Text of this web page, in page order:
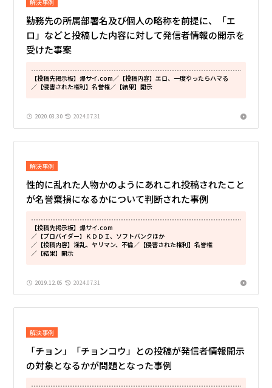
解決事例
勤務先の所属部署名及び個人の略称を前提に、「エ
ロ」などと投稿した内容に対して発信者情報の開示を
受けた事案
【投稿先掲示板】爆サイ.com ／【投稿内容】エロ、一度やったらハマる
／【侵害された権利】名誉権／【結果】開示
2020.03.30 2024.07.31
解決事例
性的に乱れた人物かのようにあれこれ投稿されたこと
が名誉棄損になるかについて判断された事例
【投稿先掲示板】爆サイ.com
／【プロバイダー】ＫＤＤＩ、ソフトバンクほか
／【投稿内容】淫乱、ヤリマン、不倫 ／【侵害された権利】名誉権
／【結果】開示
2019.12.05 2024.07.31
解決事例
「チョン」「チョンコウ」との投稿が発信者情報開示
の対象となるかが問題となった事例